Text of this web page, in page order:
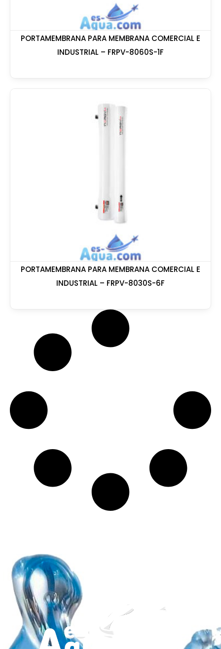
PORTAMEMBRANA PARA MEMBRANA COMERCIAL E
INDUSTRIAL – FRPV-8060S-1F
PORTAMEMBRANA PARA MEMBRANA COMERCIAL E
INDUSTRIAL – FRPV-8030S-6F